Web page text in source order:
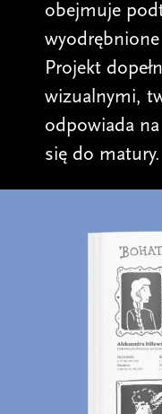
obejmuje
Projekt
wizualnymi,
odpowiada
się do matury.